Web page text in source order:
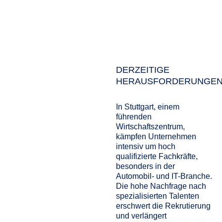
DERZEITIGE
In Stuttgart, einem
führenden
Wirtschaftszentrum,
kämpfen Unternehmen
intensiv um hoch
qualifizierte Fachkräfte,
besonders in der
Automobil- und IT-Branche.
Die hohe Nachfrage nach
spezialisierten Talenten
erschwert die Rekrutierung
und verlängert